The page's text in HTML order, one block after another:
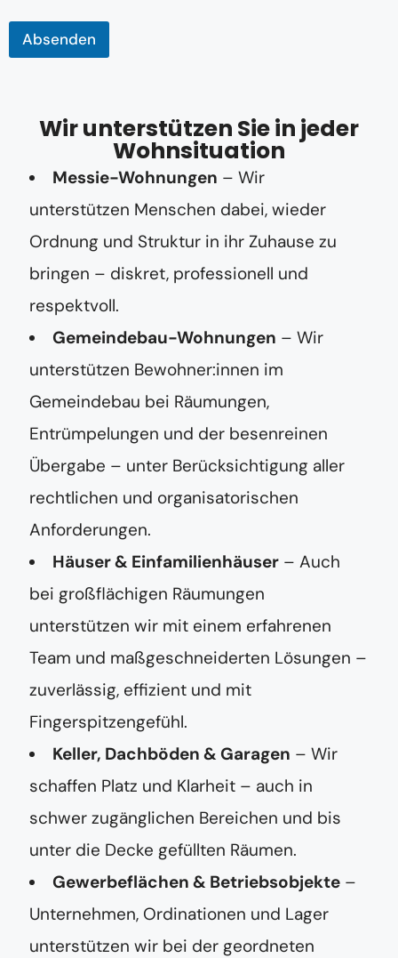
e
s
Absenden
Wir unterstützen Sie in jeder
Wohnsituation
Messie-Wohnungen – Wir
unterstützen Menschen dabei, wieder
Ordnung und Struktur in ihr Zuhause zu
bringen – diskret, professionell und
respektvoll.
Gemeindebau-Wohnungen – Wir
unterstützen Bewohner:innen im
Gemeindebau bei Räumungen,
Entrümpelungen und der besenreinen
Übergabe – unter Berücksichtigung aller
rechtlichen und organisatorischen
Anforderungen.
Häuser & Einfamilienhäuser – Auch
bei großflächigen Räumungen
unterstützen wir mit einem erfahrenen
Team und maßgeschneiderten Lösungen –
zuverlässig, effizient und mit
Fingerspitzengefühl.
Keller, Dachböden & Garagen – Wir
schaffen Platz und Klarheit – auch in
schwer zugänglichen Bereichen und bis
unter die Decke gefüllten Räumen.
Gewerbeflächen & Betriebsobjekte –
Unternehmen, Ordinationen und Lager
unterstützen wir bei der geordneten